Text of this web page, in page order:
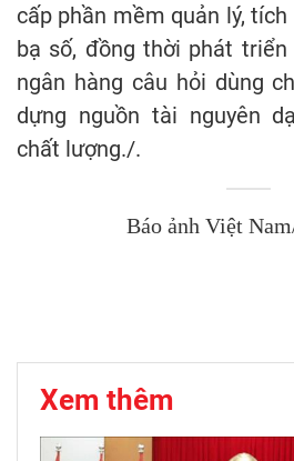
cấp phần mềm quản lý,
bạ số, đồng thời phát
ngân hàng câu hỏi dùng
dựng nguồn tài nguyên
chất lượng./.
Báo ảnh Việt
Xem thêm